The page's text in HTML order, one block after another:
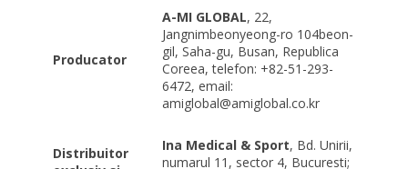
Producator
A-MI GLOBAL, 22,
Jangnimbeonyeong-ro 104beon-
gil, Saha-gu, Busan, Republica
Coreea, telefon: +82-51-293-
6472, email:
amiglobal@amiglobal.co.kr
Distribuitor
Ina Medical & Sport, Bd. Unirii,
numarul 11, sector 4, Bucuresti;